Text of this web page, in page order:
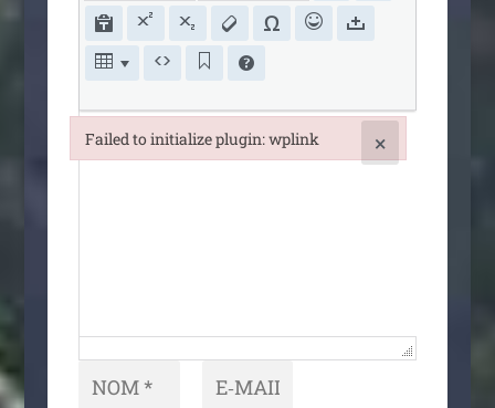
Failed to initialize plugin: wplink ×
Failed to initialize plugin: wplink